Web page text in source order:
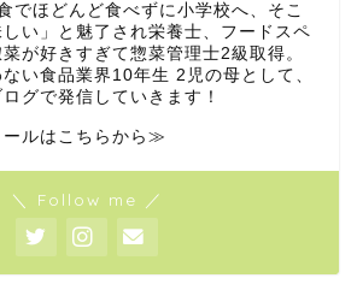
でほどんど食べずに小学校へ、そこ
い」と魅了され栄養士、フードスペ
が好きすぎて惣菜管理士2級取得。
い食品業界10年生 2児の母として、
グで発信していきます！
ルはこちらから≫
＼ Follow me ／